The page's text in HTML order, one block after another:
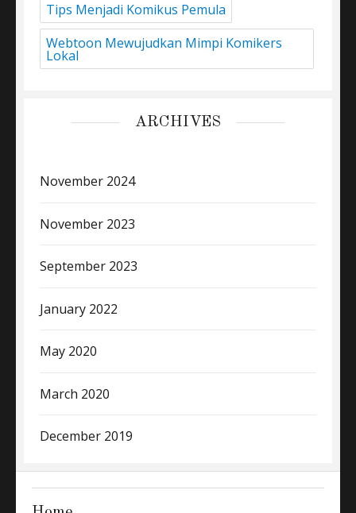
Tips Menjadi Komikus Pemula
Webtoon Mewujudkan Mimpi Komikers
Lokal
ARCHIVES
November 2024
November 2023
September 2023
January 2022
May 2020
March 2020
December 2019